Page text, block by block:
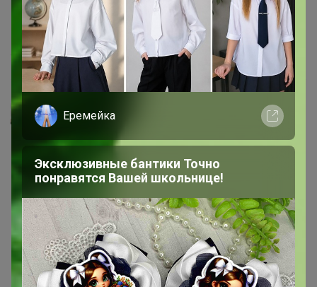
4 апреля, 2022 15:17
Леныра
10 февраля, 2022 19:14
Еремейка
Эксклюзивные бантики Точно
понравятся Вашей школьнице!